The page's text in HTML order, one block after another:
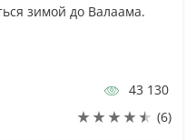
зимой до Валаама.
43 130
(6)